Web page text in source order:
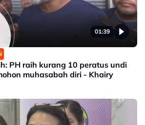
01:39
muhasabah diri - Khairy